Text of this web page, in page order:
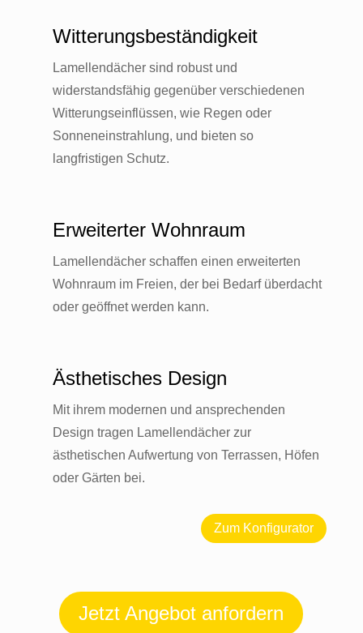
Witterungsbeständigkeit
Lamellendächer sind robust und
widerstandsfähig gegenüber verschiedenen
Witterungseinflüssen, wie Regen oder
Sonneneinstrahlung, und bieten so
langfristigen Schutz.
Erweiterter Wohnraum
Lamellendächer schaffen einen erweiterten
Wohnraum im Freien, der bei Bedarf überdacht
oder geöffnet werden kann.
Ästhetisches Design
Mit ihrem modernen und ansprechenden
Design tragen Lamellendächer zur
ästhetischen Aufwertung von Terrassen, Höfen
oder Gärten bei.
Zum Konfigurator
Jetzt Angebot anfordern